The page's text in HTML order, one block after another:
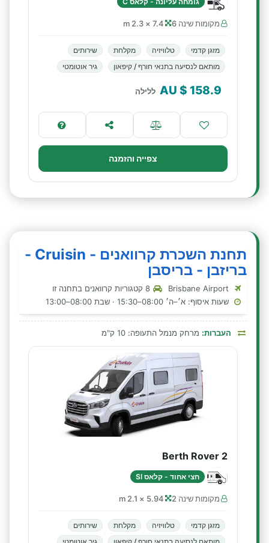
מקומות שינה 6 7.4 × 2.3 m
מזגן קדמי טלוויזיה מקלחת
שירותים
מותאם לנסיעה בתנאי חורף / קיפאון
גיר אוטומטי
158.9
$ AU ללילה
צפייה והזמנה
תחנת השכרת קרוואנים - Cruisin -
בריזבן - בריסבן
שעות איסוף: א׳–ה׳ 08:00–15:30 · שבת 08:00–13:00
העברות: מרחק מנמל התעופה: 10 ק"מ
2 Berth Rover
חצי אחוד - קלאס SI
מקומות שינה 2 5.94 × 2.1 m
מזגן קדמי טלוויזיה מקלחת
שירותים